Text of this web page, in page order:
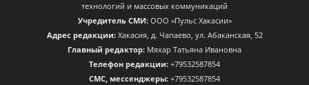
технологий и массовых коммуникаций
Учредитель СМИ:ООО «Пульс Хакасии»
Адрес редакции:Хакасия, д. Чапаево, ул. Абаканская, 52
Главный редактор: Мяхар Татьяна Ивановна
Телефон редакции: +79532587854
CМС, мессенджеры: +79532587854